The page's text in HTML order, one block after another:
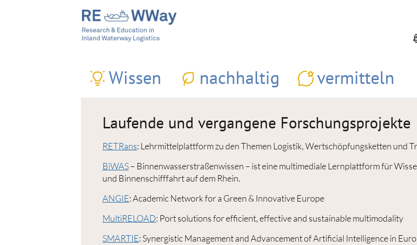
Wissen nachhaltig vermitteln
Laufende und vergangene Forschungsprojekte
RETRans: Lehrmittelplattform zu den Themen Logistik, Wertschöpfungsketten und
BiWAS– Binnenwasserstraßenwissen – ist eine multimediale Lernplattform für
und Binnenschifffahrt auf dem Rhein.
ANGIE:Academic Network for a Green & Innovative Europe
MultiRELOAD: Port solutions for efficient, effective and sustainable multimodality
SMARTIE: Synergistic Management and Advancement of Artificial Intelligence in